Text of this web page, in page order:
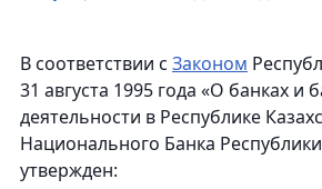
В соответствии с Законом
31 августа 1995 года «О банках и
деятельности в Республике
Национального Банка
утвержден: